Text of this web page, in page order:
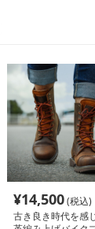
¥14,500(税込)
古き良き時代を感